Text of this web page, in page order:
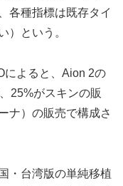
各種指標は既存タイ
）という。
によると、Aion 2の
25%がスキンの販
ナ）の販売で構成さ
・台湾版の単純移植